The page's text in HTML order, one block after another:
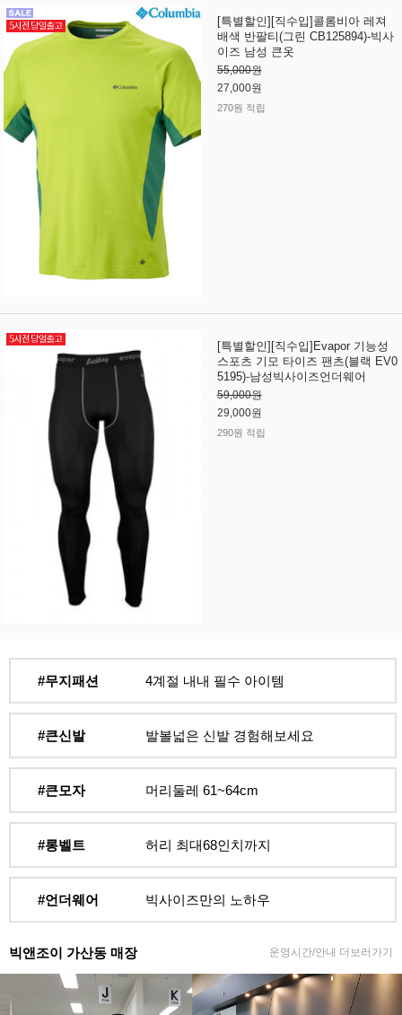
[특별할인][직수입]콜롬비아 레져
배색 반팔티(그린 CB125894)-빅사
이즈 남성 큰옷
55,000원
27,000원
270원 적립
[특별할인][직수입]Evapor 기능성
스포츠 기모 타이즈 팬츠(블랙 EV0
5195)-남성빅사이즈언더웨어
59,000원
29,000원
290원 적립
#무지패션 4계절 내내 필수 아이템
#큰신발 발볼넓은 신발 경험해보세요
#큰모자 머리둘레 61~64cm
#롱벨트 허리 최대68인치까지
#언더웨어 빅사이즈만의 노하우
빅앤조이 가산동 매장 운영시간/안내 더보러가기